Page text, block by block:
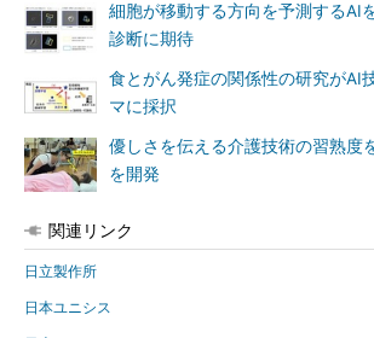
細胞が移動する方向を予測するAI
診断に期待
食とがん発症の関係性の研究がAI
マに採択
優しさを伝える介護技術の習熟度
を開発
関連リンク
日立製作所
日本ユニシス